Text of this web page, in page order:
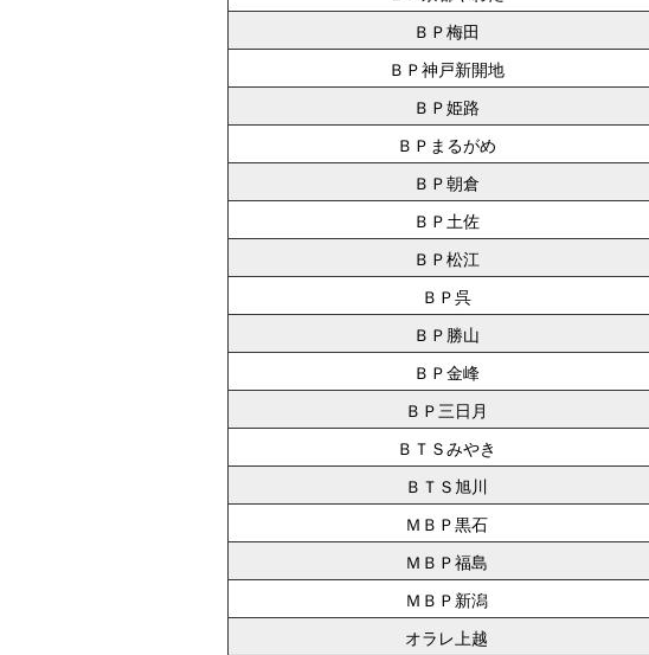
ＢＰ梅田
ＢＰ神戸新開地
ＢＰ姫路
ＢＰまるがめ
ＢＰ朝倉
ＢＰ土佐
ＢＰ松江
ＢＰ呉
ＢＰ勝山
ＢＰ金峰
ＢＰ三日月
ＢＴＳみやき
ＢＴＳ旭川
ＭＢＰ黒石
ＭＢＰ福島
ＭＢＰ新潟
オラレ上越